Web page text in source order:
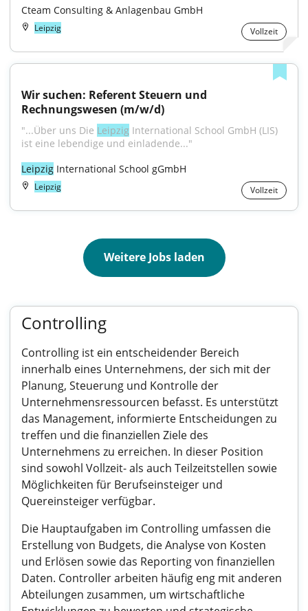
Cteam Consulting & Anlagenbau GmbH
Leipzig Vollzeit
Wir suchen: Referent Steuern und
Rechnungswesen (m/w/d)
"...Über uns Die Leipzig International School GmbH (LIS)
ist eine lebendige und einladende..."
Leipzig International School gGmbH
Leipzig Vollzeit
Weitere Jobs laden
Controlling
Controlling ist ein entscheidender Bereich
innerhalb eines Unternehmens, der sich mit der
Planung, Steuerung und Kontrolle der
Unternehmensressourcen befasst. Es unterstützt
das Management, informierte Entscheidungen zu
treffen und die finanziellen Ziele des
Unternehmens zu erreichen. In dieser Position
sind sowohl Vollzeit- als auch Teilzeitstellen sowie
Möglichkeiten für Berufseinsteiger und
Quereinsteiger verfügbar.
Die Hauptaufgaben im Controlling umfassen die
Erstellung von Budgets, die Analyse von Kosten
und Erlösen sowie das Reporting von finanziellen
Daten. Controller arbeiten häufig eng mit anderen
Abteilungen zusammen, um wirtschaftliche